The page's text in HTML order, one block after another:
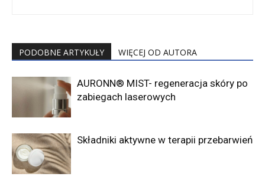
PODOBNE ARTYKUŁY WIĘCEJ OD AUTORA
AURONN® MIST- regeneracja skóry po
zabiegach laserowych
Składniki aktywne w terapii przebarwień